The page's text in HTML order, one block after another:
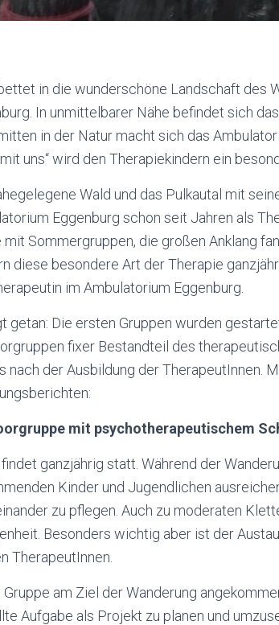
in die wunderschöne Landschaft des
In unmittelbarer Nähe befindet sich
in der Natur macht sich das
mit uns“ wird den Therapiekindern ein
Wald und das Pulkautal mit
Eggenburg schon seit Jahren als
Sommergruppen, die großen Anklang
diese besondere Art der Therapie
im Ambulatorium Eggenburg.
getan: Die ersten Gruppen wurden
fixer Bestandteil des
nach der Ausbildung der TherapeutInnen.
mit psychotherapeutischem
ganzjährig statt. Während der
Kinder und Jugendlichen
zu pflegen. Auch zu moderaten
Besonders wichtig aber ist der
TherapeutInnen.
Gruppe am Ziel der Wanderung
Aufgabe als Projekt zu planen und